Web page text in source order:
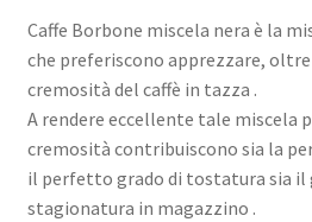
Caffe Borbone miscela nera è la
che preferiscono apprezzare, oltre
cremosità del caffè in tazza .
A rendere eccellente tale miscela
cremosità contribuiscono sia la
il perfetto grado di tostatura sia il
stagionatura in magazzino .